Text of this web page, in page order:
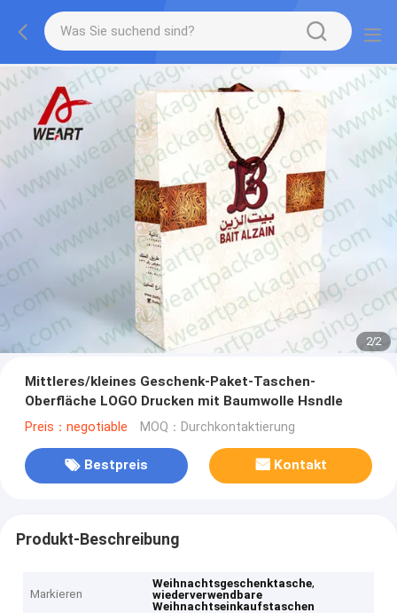
1/2
Mittleres/kleines Geschenk-Paket-Taschen-
Oberfläche LOGO Drucken mit Baumwolle Hsndle
Preis：negotiable MOQ：Durchkontaktierung
Bestpreis Kontakt
Produkt-Beschreibung
Markieren
Weihnachtsgeschenktasche,
wiederverwendbare
Weihnachtseinkaufstaschen